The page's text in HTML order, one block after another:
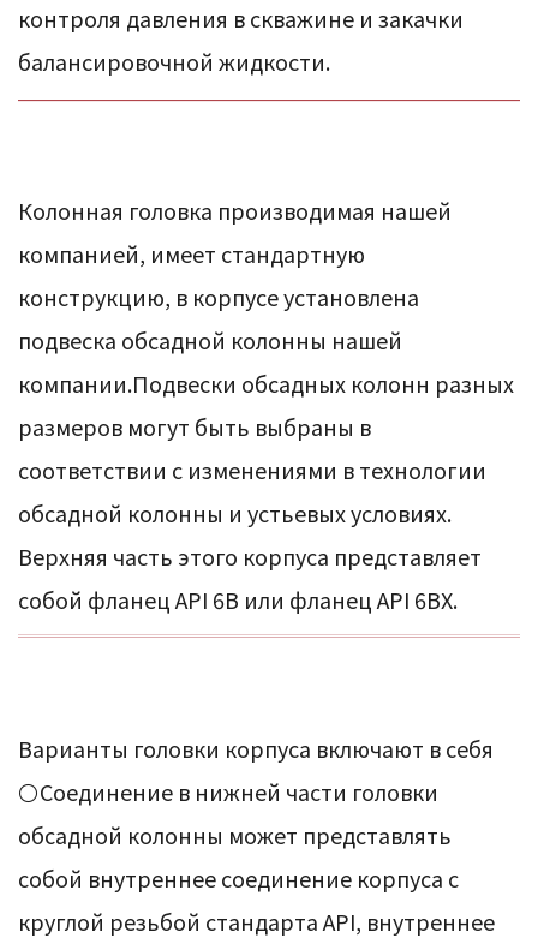
контроля давления в скважине и закачки
балансировочной жидкости.
Колонная головка производимая нашей
компанией, имеет стандартную
конструкцию, в корпусе установлена
подвеска обсадной колонны нашей
компании.Подвески обсадных колонн разных
размеров могут быть выбраны в
соответствии с изменениями в технологии
обсадной колонны и устьевых условиях.
Верхняя часть этого корпуса представляет
собой фланец API 6B или фланец API 6BX.
Варианты головки корпуса включают в себя
⚪Соединение в нижней части головки
обсадной колонны может представлять
собой внутреннее соединение корпуса с
круглой резьбой стандарта API, внутреннее